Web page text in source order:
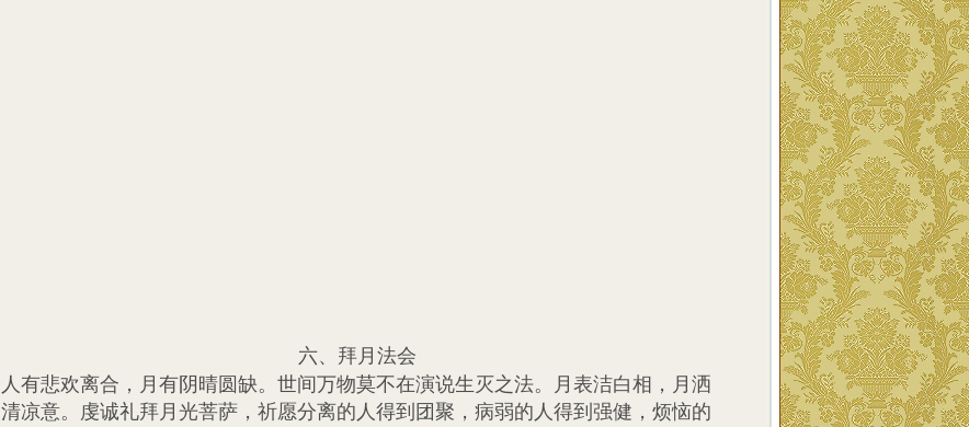
六、拜月法会
人有悲欢离合，月有阴晴圆缺。世间万物莫不在演说生灭之法。月表洁白相，月洒
清凉意。虔诚礼拜月光菩萨，祈愿分离的人得到团聚，病弱的人得到强健，烦恼的